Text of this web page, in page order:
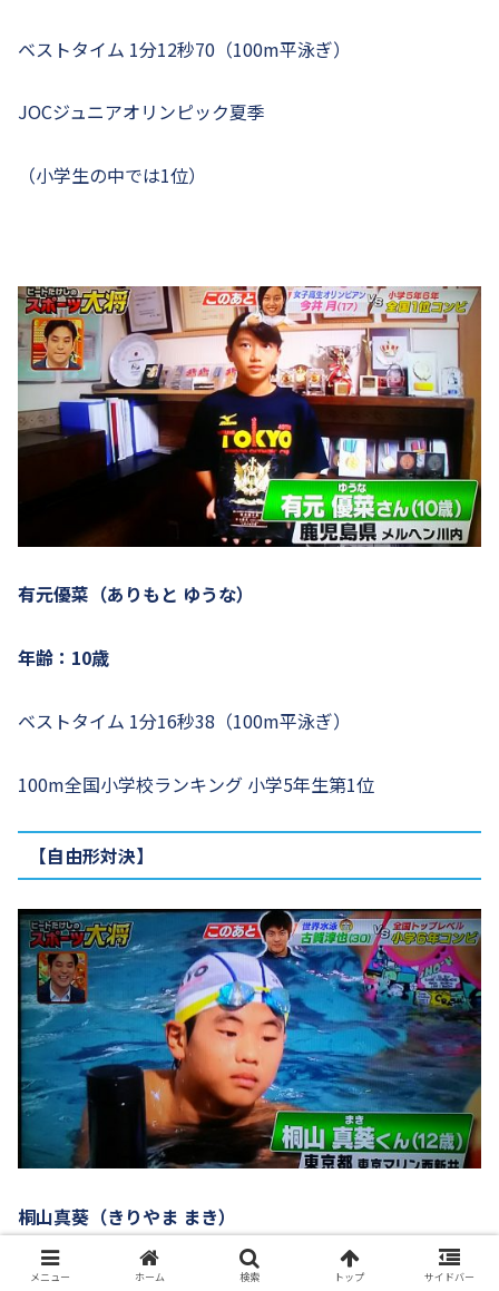
ベストタイム 1分12秒70（100m平泳ぎ）
JOCジュニアオリンピック夏季
（小学生の中では1位）
有元優菜（ありもと ゆうな）
年齢：10歳
ベストタイム 1分16秒38（100m平泳ぎ）
100m全国小学校ランキング 小学5年生第1位
【自由形対決】
桐山真葵（きりやま まき）
年齢：12歳
メニュー ホーム 検索 トップ サイドバー